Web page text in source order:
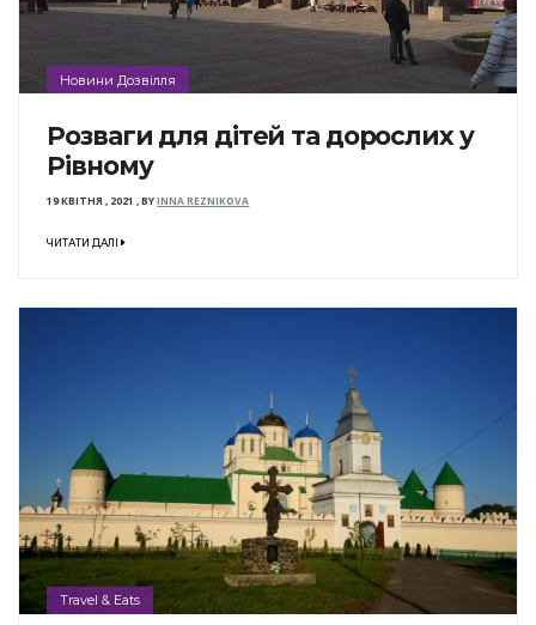
Новини Дозвілля
Розваги для дітей та дорослих у
Рівному
19 КВІТНЯ , 2021 ,BYINNA REZNIKOVA
ЧИТАТИ ДАЛІ
Travel & Eats